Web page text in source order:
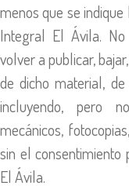
menos que se
Integral El Ávila. No
volver a publicar,
de dicho material,
incluyendo, pero
mecánicos,
sin el consentimiento
El Ávila.